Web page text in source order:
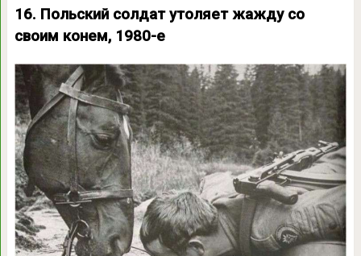
16. Польский солдат утоляет жажду со
своим конем, 1980-е